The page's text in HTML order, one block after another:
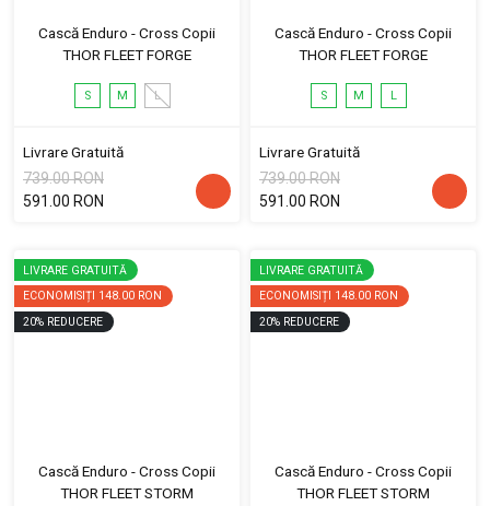
Cască Enduro - Cross Copii
THOR FLEET FORGE
S M L
Livrare Gratuită
739.00 RON
591.00 RON
Cască Enduro - Cross Copii
THOR FLEET FORGE
S M L
Livrare Gratuită
739.00 RON
591.00 RON
LIVRARE GRATUITĂ
ECONOMISIȚI 148.00 RON
20% REDUCERE
Cască Enduro - Cross Copii
THOR FLEET STORM
LIVRARE GRATUITĂ
ECONOMISIȚI 148.00 RON
20% REDUCERE
Cască Enduro - Cross Copii
THOR FLEET STORM